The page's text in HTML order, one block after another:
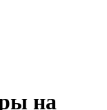
на